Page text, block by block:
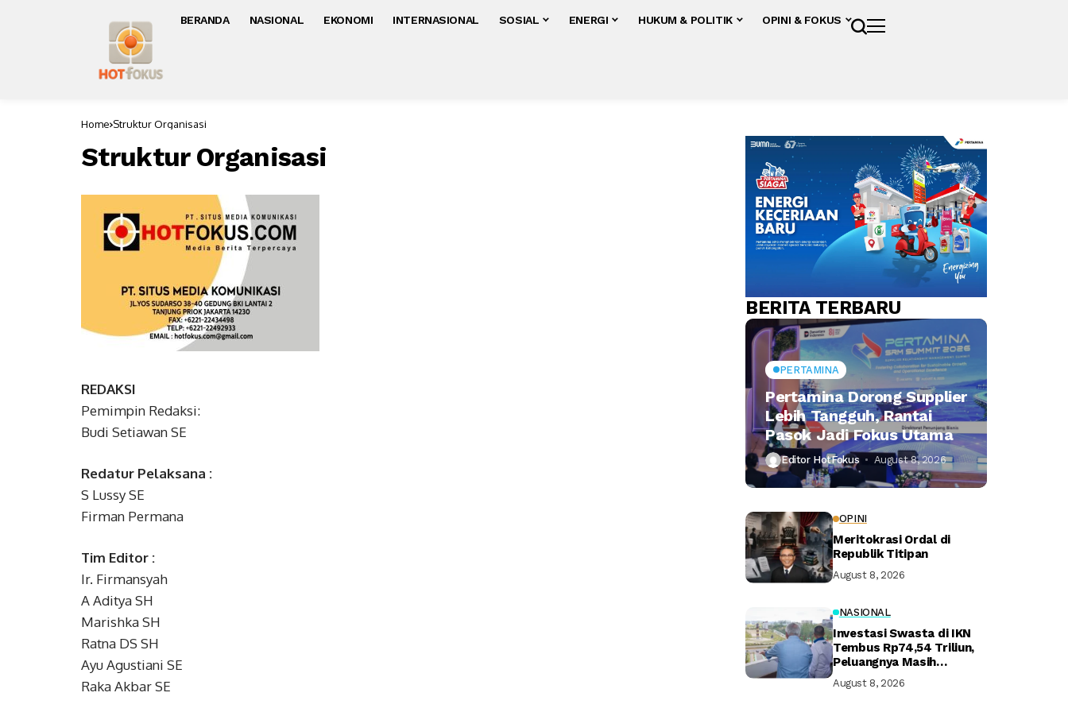
BERANDA NASIONAL EKONOMI INTERNASIONAL SOSIAL ENERGI HUKUM & POLITIK OPINI & FOKUS
Home Struktur Organisasi
Struktur Organisasi
REDAKSI
Pemimpin Redaksi:
Budi Setiawan SE
Redatur Pelaksana :
S Lussy SE
Firman Permana
Tim Editor :
Ir. Firmansyah
A Aditya SH
Marishka SH
Ratna DS SH
Ayu Agustiani SE
Raka Akbar SE
BERITA TERBARU
PERTAMINA
Pertamina Dorong Supplier
Lebih Tangguh, Rantai
Pasok Jadi Fokus Utama
Editor HotFokus August 8, 2026
OPINI
Meritokrasi Ordal di
Republik Titipan
August 8, 2026
NASIONAL
Investasi Swasta di IKN
Tembus Rp74,54 Triliun,
Peluangnya Masih
August 8, 2026